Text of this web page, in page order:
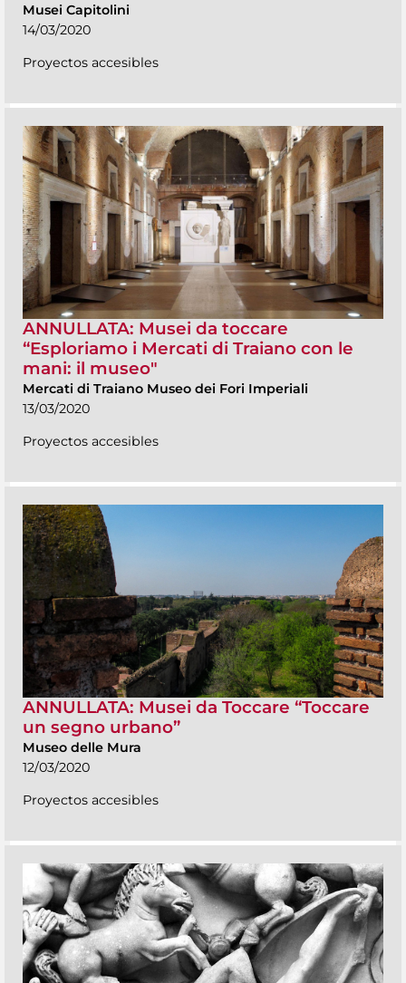
Musei Capitolini
14/03/2020
Proyectos accesibles
ANNULLATA: Musei da toccare
“Esploriamo i Mercati di Traiano con le
mani: il museo"
Mercati di Traiano Museo dei Fori Imperiali
13/03/2020
Proyectos accesibles
ANNULLATA: Musei da Toccare “Toccare
un segno urbano”
Museo delle Mura
12/03/2020
Proyectos accesibles